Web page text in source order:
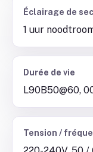
Éclairage de
1 uur
Durée de vie
L90B50@60,
Tension /